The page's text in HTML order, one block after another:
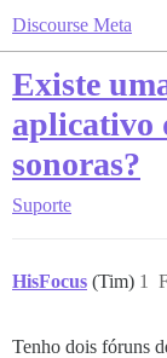
Discourse Meta
Existe
aplicativo
sonoras?
Suporte
HisFocus (Tim) 1
Tenho dois fóruns